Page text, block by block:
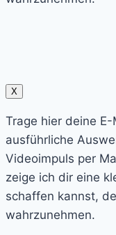
X
Trage hier deine
ausführliche
Videoimpuls per
zeige ich dir eine
schaffen kannst,
wahrzunehmen.